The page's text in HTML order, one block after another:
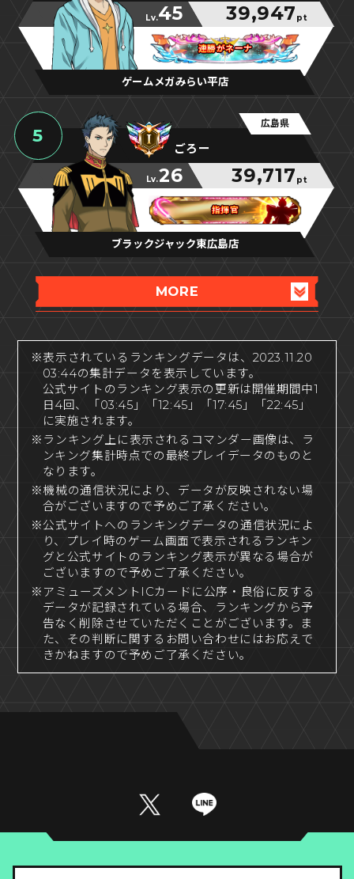
Lv.45 39,947 pt
連勝がネーナ
連勝がネーナ
連勝がネーナ
ゲームメガみらい平店
5
広島県
ごろー
Lv.26 39,717 pt
指揮官
指揮官
指揮官
ブラックジャック東広島店
MORE
※表示されているランキングデータは、2023.11.20
03:44の集計データを表示しています。
公式サイトのランキング表示の更新は開催期間中1
日4回、「03:45」「12:45」「17:45」「22:45」
に実施されます。
※ランキング上に表示されるコマンダー画像は、ラ
ンキング集計時点での最終プレイデータのものと
なります。
※機械の通信状況により、データが反映されない場
合がございますので予めご了承ください。
※公式サイトへのランキングデータの通信状況によ
り、プレイ時のゲーム画面で表示されるランキン
グと公式サイトのランキング表示が異なる場合が
ございますので予めご了承ください。
※アミューズメントICカードに公序・良俗に反する
データが記録されている場合、ランキングから予
告なく削除させていただくことがございます。ま
た、その判断に関するお問い合わせにはお応えで
きかねますので予めご了承ください。